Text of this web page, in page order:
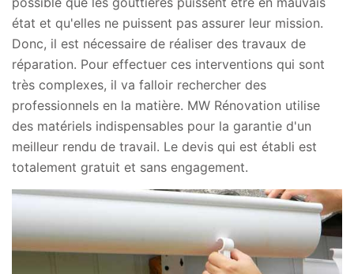
état et qu'elles ne puissent pas assurer leur mission.
Donc, il est nécessaire de réaliser des travaux de
réparation. Pour effectuer ces interventions qui sont
très complexes, il va falloir rechercher des
professionnels en la matière. MW Rénovation utilise
des matériels indispensables pour la garantie d'un
meilleur rendu de travail. Le devis qui est établi est
totalement gratuit et sans engagement.